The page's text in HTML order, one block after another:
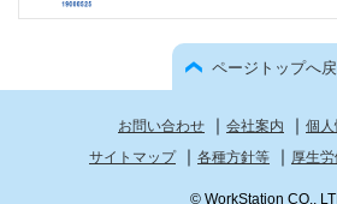
ページトップへ
お問い合わせ ｜ 会社案内 ｜ 個
サイトマップ
｜ 各種方針等 ｜ 厚生
© WorkStation CO.,